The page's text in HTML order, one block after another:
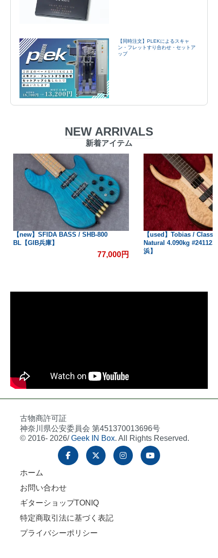
【同時注文】PLEKによるスキャ
ン・フレットすり合わせ・セットア
ップ
NEW ARRIVALS
新着アイテム
【used】Tobias / Classic IV Satin
Natural 4.090kg #24112350431【GIB横
【used】Tokai / JAZZ
1980 4.050kg #0012680
【GIB横浜】
古物商許可証
神奈川県公安委員会 第451370013696号
© 2016- 2026/Geek IN Box. All Rights Reserved.
ホーム
お問い合わせ
ギターショップTONIQ
特定商取引法に基づく表記
プライバシーポリシー